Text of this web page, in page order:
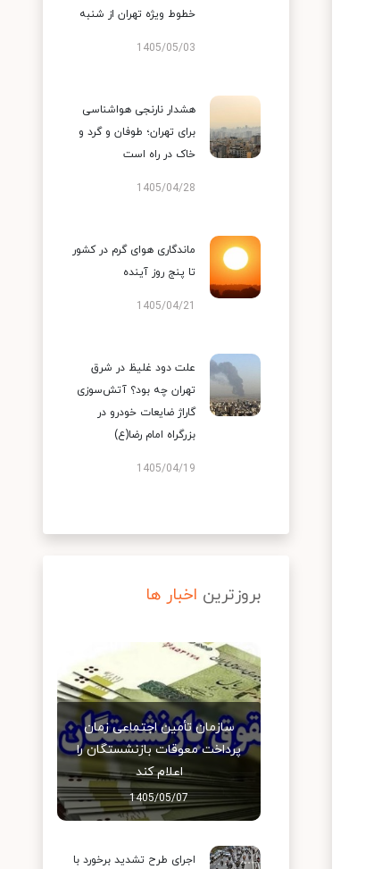
خطوط ویژه تهران از شنبه
1405/05/03
هشدار نارنجی هواشناسی
برای تهران؛ طوفان و گرد و
خاک در راه است
1405/04/28
ماندگاری هوای گرم در کشور
تا پنج روز آینده
1405/04/21
علت دود غلیظ در شرق
تهران چه بود؟ آتش‌سوزی
گاراژ ضایعات خودرو در
بزرگراه امام رضا(ع)
1405/04/19
بروزترین اخبار ها
سازمان تأمین اجتماعی زمان
پرداخت معوقات بازنشستگان را
اعلام کند
1405/05/07
اجرای طرح تشدید برخورد با